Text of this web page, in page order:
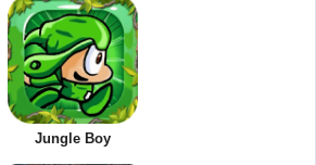
Jungle Boy